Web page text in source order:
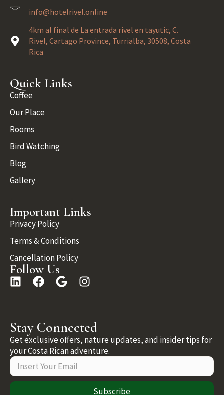
info@hotelrivel.online
4km al final de La entrada rivel en tayutic, C.
Rivel, Cartago Province, Turrialba, 30508, Costa
Rica
Quick Links
Coffee
Our Place
Rooms
Bird Watching
Blog
Gallery
Important Links
Privacy Policy
Terms & Conditions
Cancellation Policy
Follow Us
Stay Connected
Get exclusive offers, nature updates, and insider tips for
your Costa Rican adventure.
Subscribe